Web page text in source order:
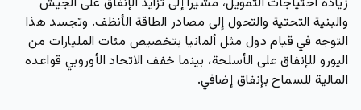
والبنية التحتية والتحول إلى مصادر الطاقة الأنظف. وتجسد هذا
التوجه في قيام دول مثل ألمانيا بتخصيص مئات المليارات من
اليورو للإنفاق على الأسلحة، بينما خفف الاتحاد الأوروبي قواعده
المالية للسماح بإنفاق إضافي.